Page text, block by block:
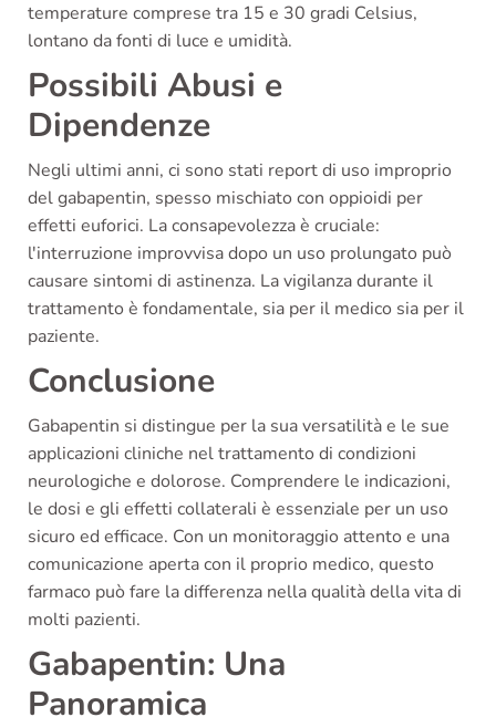
temperature comprese tra 15 e 30 gradi Celsius,
lontano da fonti di luce e umidità.
Possibili Abusi e
Dipendenze
Negli ultimi anni, ci sono stati report di uso improprio
del gabapentin, spesso mischiato con oppioidi per
effetti euforici. La consapevolezza è cruciale:
l'interruzione improvvisa dopo un uso prolungato può
causare sintomi di astinenza. La vigilanza durante il
trattamento è fondamentale, sia per il medico sia per il
paziente.
Conclusione
Gabapentin si distingue per la sua versatilità e le sue
applicazioni cliniche nel trattamento di condizioni
neurologiche e dolorose. Comprendere le indicazioni,
le dosi e gli effetti collaterali è essenziale per un uso
sicuro ed efficace. Con un monitoraggio attento e una
comunicazione aperta con il proprio medico, questo
farmaco può fare la differenza nella qualità della vita di
molti pazienti.
Gabapentin: Una
Panoramica